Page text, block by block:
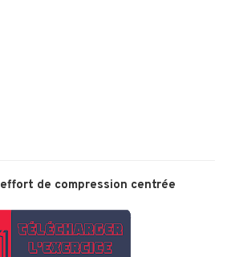
effort de compression centrée